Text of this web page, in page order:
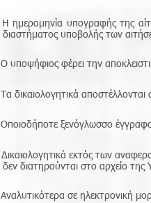
H ημερομηνία υπογραφής της
διαστήματος υποβολής των
Ο υποψήφιος φέρει την
Τα δικαιολογητικά
Οποιοδήποτε ξενόγλωσσο
Δικαιολογητικά εκτός των
δεν διατηρούνται στο αρχείο της
Αναλυτικότερα σε ηλεκτρονική